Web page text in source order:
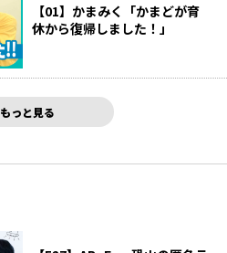
【01】かまみく「かまどが育
休から復帰しました！」
もっと見る